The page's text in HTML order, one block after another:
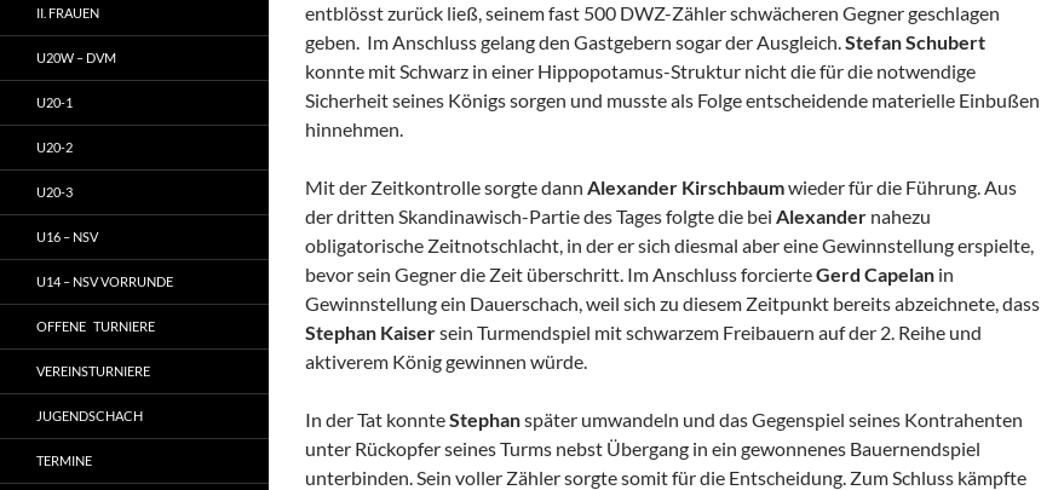
entblösst zurück ließ, seinem fast 500 DWZ-Zähler schwächeren Gegner geschlagen
geben. Im Anschluss gelang den Gastgebern sogar der Ausgleich.Stefan Schubert
konnte mit Schwarz in einer Hippopotamus-Struktur nicht die für die notwendige
Sicherheit seines Königs sorgen und musste als Folge entscheidende materielle Einbußen
hinnehmen.
Mit der Zeitkontrolle sorgte dann Alexander Kirschbaumwieder für die Führung. Aus
der dritten Skandinawisch-Partie des Tages folgte die bei Alexander nahezu
obligatorische Zeitnotschlacht, in der er sich diesmal aber eine Gewinnstellung erspielte,
bevor sein Gegner die Zeit überschritt. Im Anschluss forcierteGerd Capelan in
Gewinnstellung ein Dauerschach, weil sich zu diesem Zeitpunkt bereits abzeichnete, dass
Stephan Kaisersein Turmendspiel mit schwarzem Freibauern auf der 2. Reihe und
aktiverem König gewinnen würde.
In der Tat konnteStephanspäter umwandeln und das Gegenspiel seines Kontrahenten
unter Rückopfer seines Turms nebst Übergang in ein gewonnenes Bauernendspiel
unterbinden. Sein voller Zähler sorgte somit für die Entscheidung. Zum Schluss kämpfte
II. FRAUEN
U20W – DVM
U20-1
U20-2
U20-3
U16 – NSV
U14 – NSV VORRUNDE
OFFENE TURNIERE
VEREINSTURNIERE
JUGENDSCHACH
TERMINE